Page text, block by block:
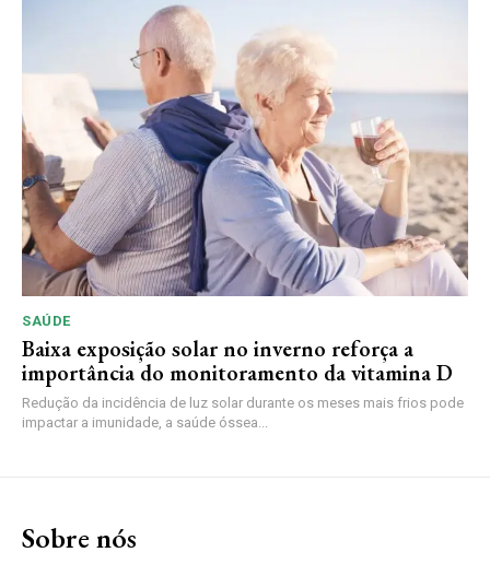
SAÚDE
Baixa exposição solar no inverno reforça a
importância do monitoramento da vitamina D
Redução da incidência de luz solar durante os meses mais frios pode
impactar a imunidade, a saúde óssea...
Sobre nós